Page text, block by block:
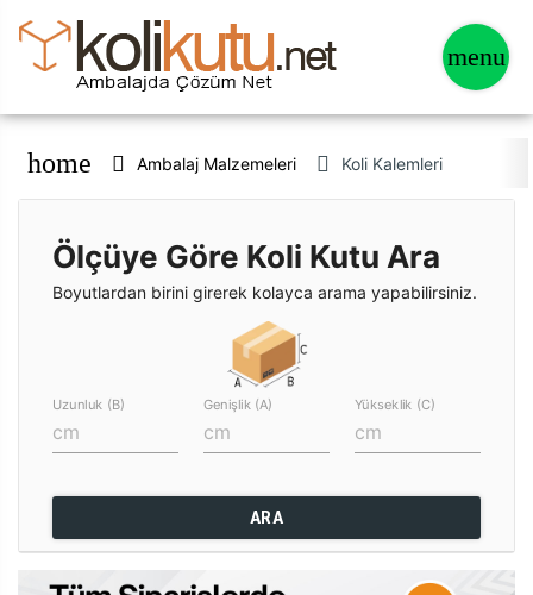
home Ambalaj Malzemeleri Koli Kalemleri
Ölçüye Göre Koli Kutu Ara
Boyutlardan birini girerek kolayca arama yapabilirsiniz.
Uzunluk (B) Genişlik (A) Yükseklik (C)
ARA